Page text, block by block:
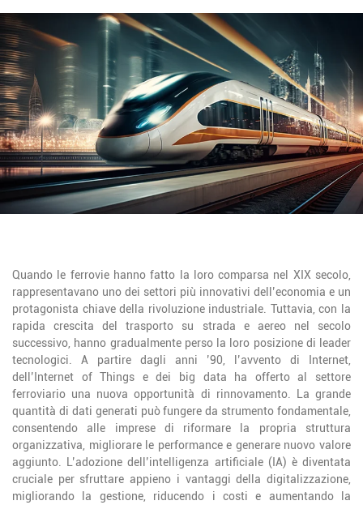
STAY TUNED
Quando le ferrovie hanno fatto la loro comparsa nel XIX secolo,
rappresentavano uno dei settori più innovativi dell’economia e un
protagonista chiave della rivoluzione industriale. Tuttavia, con la
rapida crescita del trasporto su strada e aereo nel secolo
successivo, hanno gradualmente perso la loro posizione di leader
tecnologici. A partire dagli anni ’90, l’avvento di Internet,
dell’Internet of Things e dei big data ha offerto al settore
ferroviario una nuova opportunità di rinnovamento. La grande
quantità di dati generati può fungere da strumento fondamentale,
consentendo alle imprese di riformare la propria struttura
organizzativa, migliorare le performance e generare nuovo valore
aggiunto. L’adozione dell’intelligenza artificiale (IA) è diventata
cruciale per sfruttare appieno i vantaggi della digitalizzazione,
migliorando la gestione, riducendo i costi e aumentando la